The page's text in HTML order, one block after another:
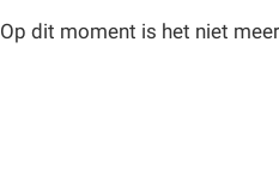
Op dit moment is het niet